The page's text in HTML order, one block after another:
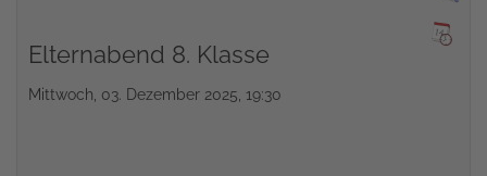
Elternabend 8. Klasse
Mittwoch, 03. Dezember 2025, 19:30